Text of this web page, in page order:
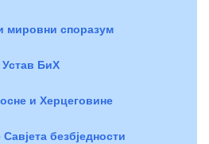
мировни споразум
Устав БиХ
и Херцеговине
безбједности